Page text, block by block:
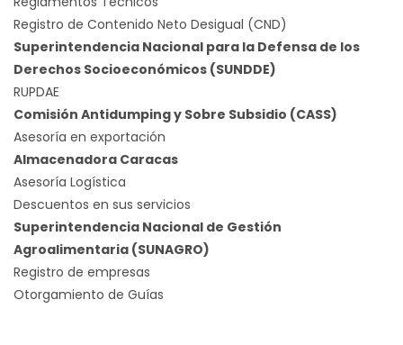
Registro de Contenido Neto Desigual (CND)
Superintendencia Nacional para la Defensa de los
Derechos Socioeconómicos (SUNDDE)
RUPDAE
Comisión Antidumping y Sobre Subsidio (CASS)
Asesoría en exportación
Almacenadora Caracas
Asesoría Logística
Descuentos en sus servicios
Superintendencia Nacional de Gestión
Agroalimentaria (SUNAGRO)
Registro de empresas
Otorgamiento de Guías